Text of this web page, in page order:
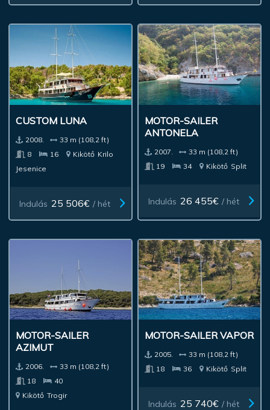
CUSTOM LUNA
2008.
33 m (108,2 ft)
8
16 Kikötő Krilo
Jesenice
Indulás 25 506€ / hét
MOTOR-SAILER
ANTONELA
2007.
33 m (108,2 ft)
19
34 Kikötő Split
Indulás 26 455€ / hét
MOTOR-SAILER
AZIMUT
2006.
33 m (108,2 ft)
18
40
Kikötő Trogir
MOTOR-SAILER VAPOR
2005.
33 m (108,2 ft)
18
36 Kikötő Split
Indulás 25 740€ / hét